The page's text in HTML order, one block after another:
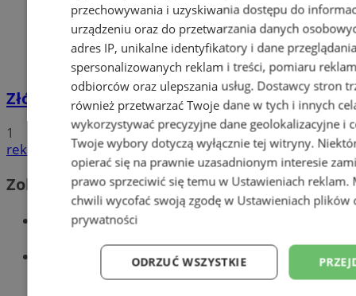
Złóż wniosek o dodatek węglowy
1
reklama
Zobacz również
Wiadomości kryminalne w Wodzisławiu
Wiadomości lokalne
przechowywania i uzyskiwania dostępu do
urządzeniu oraz do przetwarzania danych
adres IP, unikalne identyfikatory i dane
spersonalizowanych reklam i treści, pomiaru
odbiorców oraz ulepszania usług. Dostawcy stron
również przetwarzać Twoje dane w tych i innych
wykorzystywać precyzyjne dane geolokalizacyjne i
Twoje wybory dotyczą wyłącznie tej witryny.
opierać się na prawnie uzasadnionym interesie
prawo sprzeciwić się temu w Ustawieniach reklam.
chwili wycofać swoją zgodę w Ustawieniach plików
prywatności
ODRZUĆ WSZYSTKIE